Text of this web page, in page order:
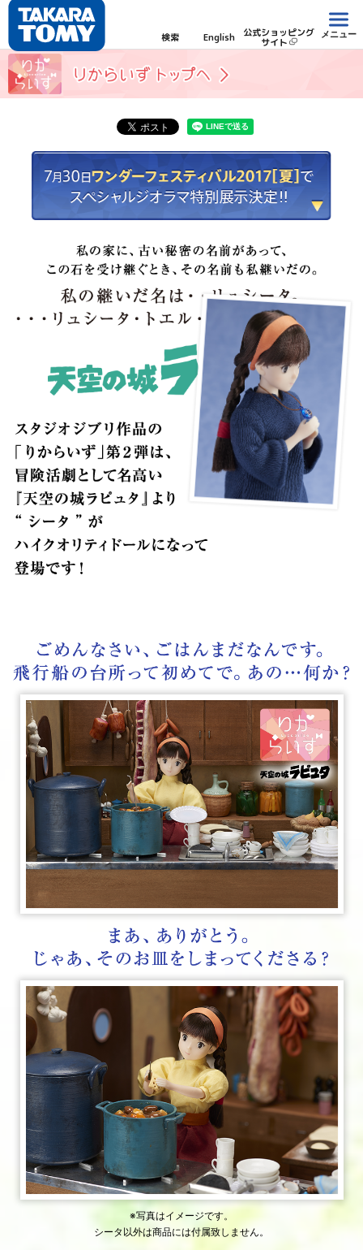
検索 English 公式ショッピング
サイト
メニュー
※写真はイメージです。
シータ以外は商品には付属致しません。